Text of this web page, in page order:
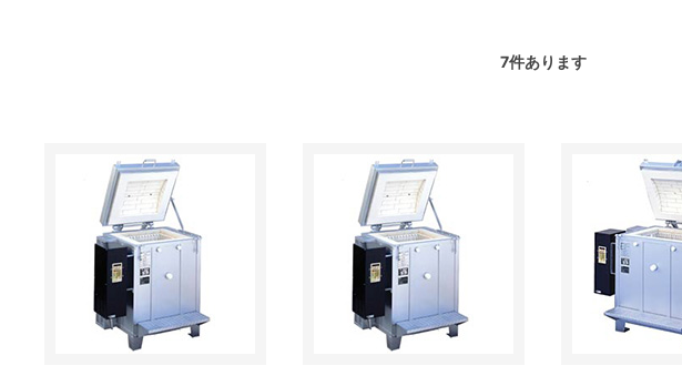
7件あります